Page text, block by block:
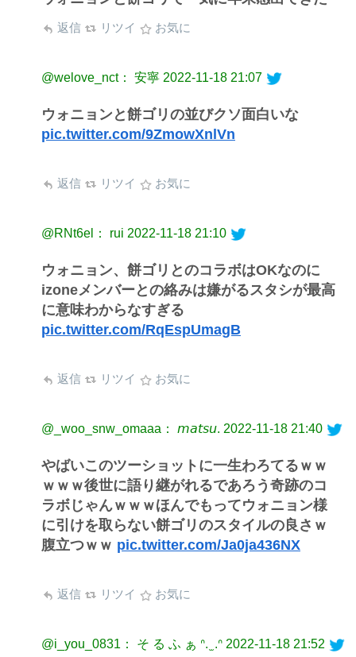
返信 リツイ お気に
@welove_nct： 安寧 2022-11-18 21:07
ウォニョンと餅ゴリの並びクソ面白いな
pic.twitter.com/9ZmowXnlVn
返信 リツイ お気に
@RNt6el： rui 2022-11-18 21:10
ウォニョン、餅ゴリとのコラボはOKなのに
izoneメンバーとの絡みは嫌がるスタシが最高
に意味わからなすぎる
pic.twitter.com/RqEspUmagB
返信 リツイ お気に
@_woo_snw_omaaa： 𝘮𝘢𝘵𝘴𝘶. 2022-11-18 21:40
やばいこのツーショットに一生わろてるｗｗ
ｗｗｗ後世に語り継がれるであろう奇跡のコ
ラボじゃんｗｗｗほんでもってウォニョン様
に引けを取らない餅ゴリのスタイルの良さｗ
腹立つｗｗ pic.twitter.com/Ja0ja436NX
返信 リツイ お気に
@i_you_0831： そ る ふ ぁ ᐢ. ̫ .ᐢ 2022-11-18 21:52